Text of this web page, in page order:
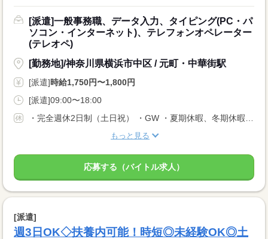
[派遣]一般事務職、データ入力、タイピング(PC・パ
ソコン・インターネット)、テレフォンオペレーター
(テレオペ)
[勤務地]/神奈川県横浜市中区 / 元町・中華街駅
[派遣]時給1,750円〜1,800円
[派遣]09:00〜18:00
もっと見る
応募する（バイトル求人）
[派遣]
週3日OK◇扶養内可能！時短◎未経験OK◎土